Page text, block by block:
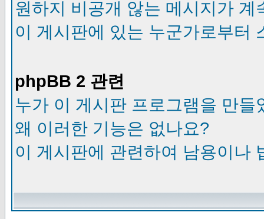
원하지 비공개 않는 메시지가 계
이 게시판에 있는 누군가로부터
phpBB 2 관련
누가 이 게시판 프로그램을 만들
왜 이러한 기능은 없나요?
이 게시판에 관련하여 남용이나